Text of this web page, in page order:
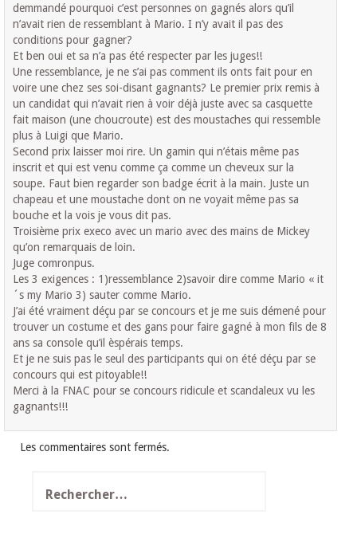
demmandé pourquoi c’est personnes on gagnés alors qu’il
n’avait rien de ressemblant à Mario. I n’y avait il pas des
conditions pour gagner?
Et ben oui et sa n’a pas été respecter par les juges!!
Une ressemblance, je ne s’ai pas comment ils onts fait pour en
voire une chez ses soi-disant gagnants? Le premier prix remis à
un candidat qui n’avait rien à voir déjà juste avec sa casquette
fait maison (une choucroute) est des moustaches qui ressemble
plus à Luigi que Mario.
Second prix laisser moi rire. Un gamin qui n’étais même pas
inscrit et qui est venu comme ça comme un cheveux sur la
soupe. Faut bien regarder son badge écrit à la main. Juste un
chapeau et une moustache dont on ne voyait même pas sa
bouche et la vois je vous dit pas.
Troisième prix execo avec un mario avec des mains de Mickey
qu’on remarquais de loin.
Juge comronpus.
Les 3 exigences : 1)ressemblance 2)savoir dire comme Mario « it
´s my Mario 3) sauter comme Mario.
J’ai été vraiment déçu par se concours et je me suis démené pour
trouver un costume et des gans pour faire gagné à mon fils de 8
ans sa console qu’il èspérais temps.
Et je ne suis pas le seul des participants qui on été déçu par se
concours qui est pitoyable!!
Merci à la FNAC pour se concours ridicule et scandaleux vu les
gagnants!!!
Les commentaires sont fermés.